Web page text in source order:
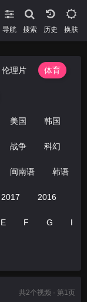
导航 搜索 换肤
伦理片 体育
美国 韩国
战争 科幻
闽南语 韩语
2017 2016
E F G H
共2个视频 · 第1页